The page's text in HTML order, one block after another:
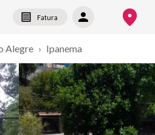
Fatura
Alegre › Ipanema